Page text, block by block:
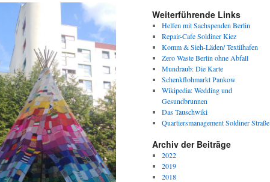
Weiterführende Links
Helfen mit Sachspenden Berlin
Repair-Cafe Soldiner Kiez
Komm & Sieh-Läden/ Textilhafen
Zero Waste Berlin ohne Abfall
Mundraub: Die Karte
Schenkflohmarkt Pankow
Wikipedia: Wedding und
Gesundbrunnen
Das Tauschwiki
Quartiersmanagement Soldiner Straße
Archiv der Beiträge
2022
2019
2018